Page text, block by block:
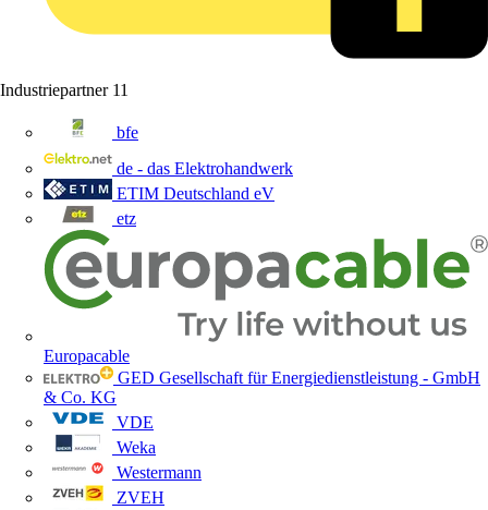
Industriepartner 11
bfe
de - das Elektrohandwerk
ETIM Deutschland eV
etz
Europacable
GED Gesellschaft für Energiedienstleistung - GmbH
& Co. KG
VDE
Weka
Westermann
ZVEH